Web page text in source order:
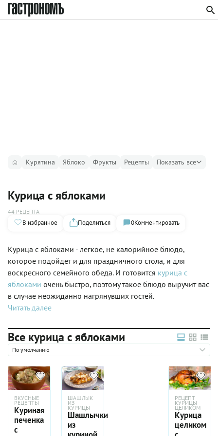
Курятина Яблоко Фрукты Рецепты Показать все
Курица с яблоками
44 РЕЦЕПТА
В избранное Поделиться 0Комментировать
Курица с яблоками - легкое, не калорийное блюдо,
которое подойдет и для праздничного стола, и для
воскресного семейного обеда. И готовится курица с
яблоками очень быстро, поэтому такое блюдо выручит вас
в случае неожиданно нагрянувших гостей.
Читать далее
Все курица с яблоками
По умолчанию
ВКУСНЫЕ
РЕЦЕПТЫ
Куриная
печенка
с
ШАШЛЫК
ИЗ
КУРИЦЫ
Шашлычки
из
РЕЦЕПТ
КУРИЦЫ
ЦЕЛИКОМ
Курица
целиком